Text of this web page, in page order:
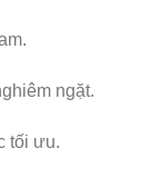
ngặt.
tối ưu.